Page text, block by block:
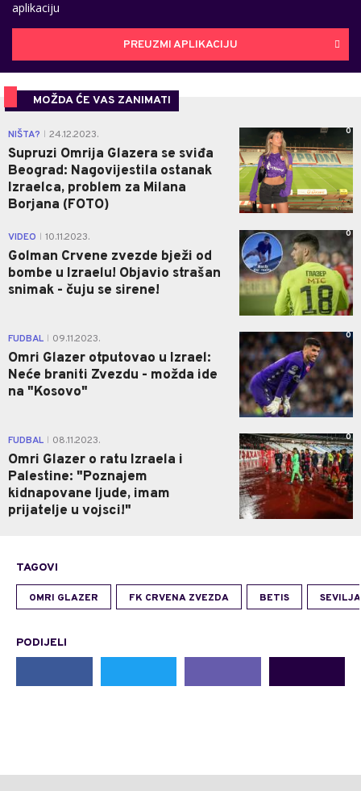
aplikaciju
PREUZMI APLIKACIJU
MOŽDA ĆE VAS ZANIMATI
NIŠTA? 24.12.2023.
Supruzi Omrija Glazera se sviđa
Beograd: Nagovijestila ostanak
Izraelca, problem za Milana
Borjana (FOTO)
0
VIDEO 10.11.2023.
Golman Crvene zvezde bježi od
bombe u Izraelu! Objavio strašan
snimak - čuju se sirene!
0
FUDBAL 09.11.2023.
Omri Glazer otputovao u Izrael:
Neće braniti Zvezdu - možda ide
na "Kosovo"
0
FUDBAL 08.11.2023.
Omri Glazer o ratu Izraela i
Palestine: "Poznajem
kidnapovane ljude, imam
prijatelje u vojsci!"
0
TAGOVI
OMRI GLAZER FK CRVENA ZVEZDA BETIS SEVILJA
PODIJELI